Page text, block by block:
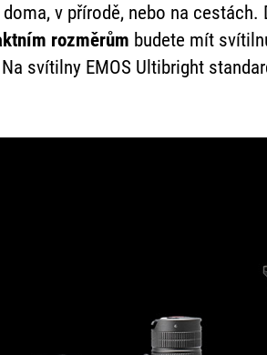
v přírodě, nebo na cestách.
rozměrům budete mít
svítilny EMOS Ultibright